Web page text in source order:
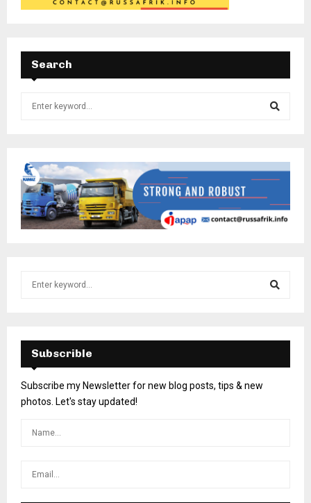
Search
Subscrible
Subscribe my Newsletter for new blog posts, tips & new
photos. Let's stay updated!